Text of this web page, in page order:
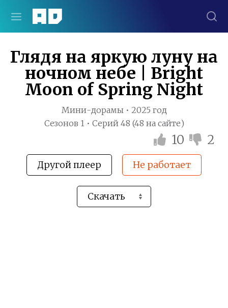
Глядя на яркую луну на
ночном небе | Bright
Moon of Spring Night
Мини-дорамы • 2025 год
Сезонов 1 • Серий 48 (48 на сайте)
10 2
Другой плеер Не работает